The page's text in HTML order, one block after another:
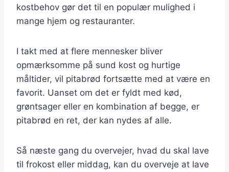
kostbehov gør det til en populær mulighed i
mange hjem og restauranter.
I takt med at flere mennesker bliver
opmærksomme på sund kost og hurtige
måltider, vil pitabrød fortsætte med at være en
favorit. Uanset om det er fyldt med kød,
grøntsager eller en kombination af begge, er
pitabrød en ret, der kan nydes af alle.
Så næste gang du overvejer, hvad du skal lave
til frokost eller middag, kan du overveje at lave